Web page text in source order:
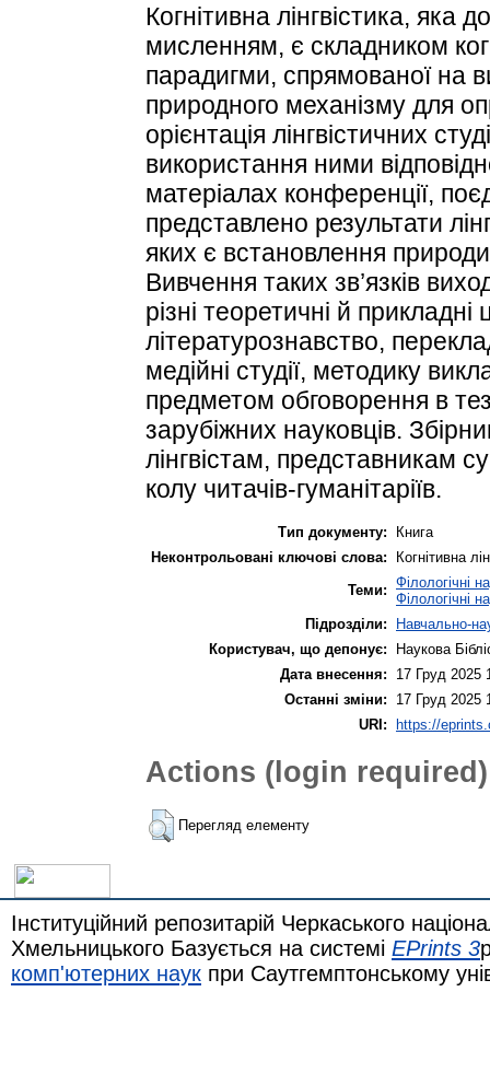
Когнітивна лінгвістика, яка
мисленням, є складником
парадигми, спрямованої на
природного механізму для
орієнтація лінгвістичних
використання ними
матеріалах конференції,
представлено результати
яких є встановлення
Вивчення таких зв’язків
різні теоретичні й
літературознавство,
медійні студії, методику
предметом обговорення в
зарубіжних науковців.
лінгвістам, представникам
колу читачів-гуманітаріїв.
Тип документу:
Книга
Неконтрольовані ключові слова:
Когнітивна
Теми: Філологічні
Філологічні
Підрозділи:
Навчально-
Користувач, що депонує:
Наукова
Дата внесення:
17 Груд 2025
Останні зміни:
17 Груд 2025
URI: https://
Actions (login required)
Перегляд елементу
Інституційний репозитарій Черкаського
Хмельницького Базується на системі EPrints 3
комп'ютерних наук при Саутгемптонському